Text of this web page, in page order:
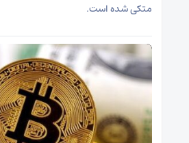
متکی شده است.